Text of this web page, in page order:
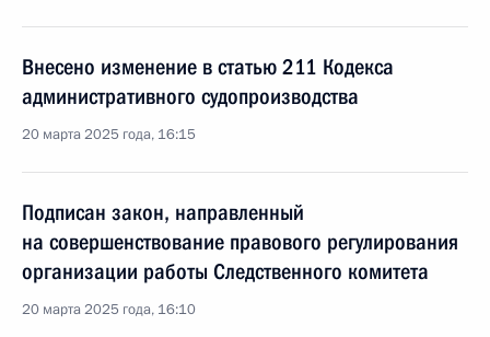
Внесено изменение в статью 211 Кодекса
административного судопроизводства
20 марта 2025 года, 16:15
Подписан закон, направленный
на совершенствование правового регулирования
организации работы Следственного комитета
20 марта 2025 года, 16:10